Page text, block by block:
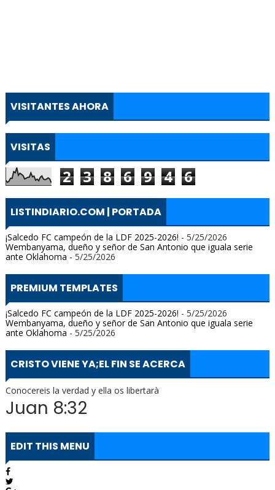
VISITANTES AHORA
VISITAS
2 3 8 6 9 4 6
LISTINDIARIO.COM | PORTADA
¡Salcedo FC campeón de la LDF 2025-2026! - 5/25/2026
Wembanyama, dueño y señor de San Antonio que iguala serie
ante Oklahoma - 5/25/2026
PREMIUM TEMPLATES
¡Salcedo FC campeón de la LDF 2025-2026! - 5/25/2026
Wembanyama, dueño y señor de San Antonio que iguala serie
ante Oklahoma - 5/25/2026
CRISTO VIENE YA;EL FIN SE ACERCA
Conocereis la verdad y ella os libertarà
Juan 8:32
EDIT THIS MENU